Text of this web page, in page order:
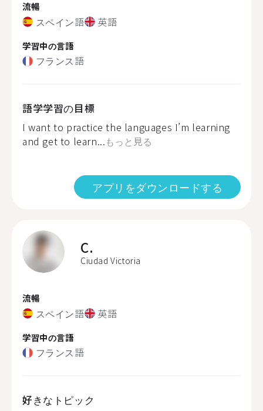
流暢
スペイン語 英語
学習中の言語
フランス語
語学学習の目標
I want to practice the languages I’m learning
and get to learn...もっと見る
アプリをダウンロードする
C.
Ciudad Victoria
流暢
スペイン語 英語
学習中の言語
フランス語
好きなトピック